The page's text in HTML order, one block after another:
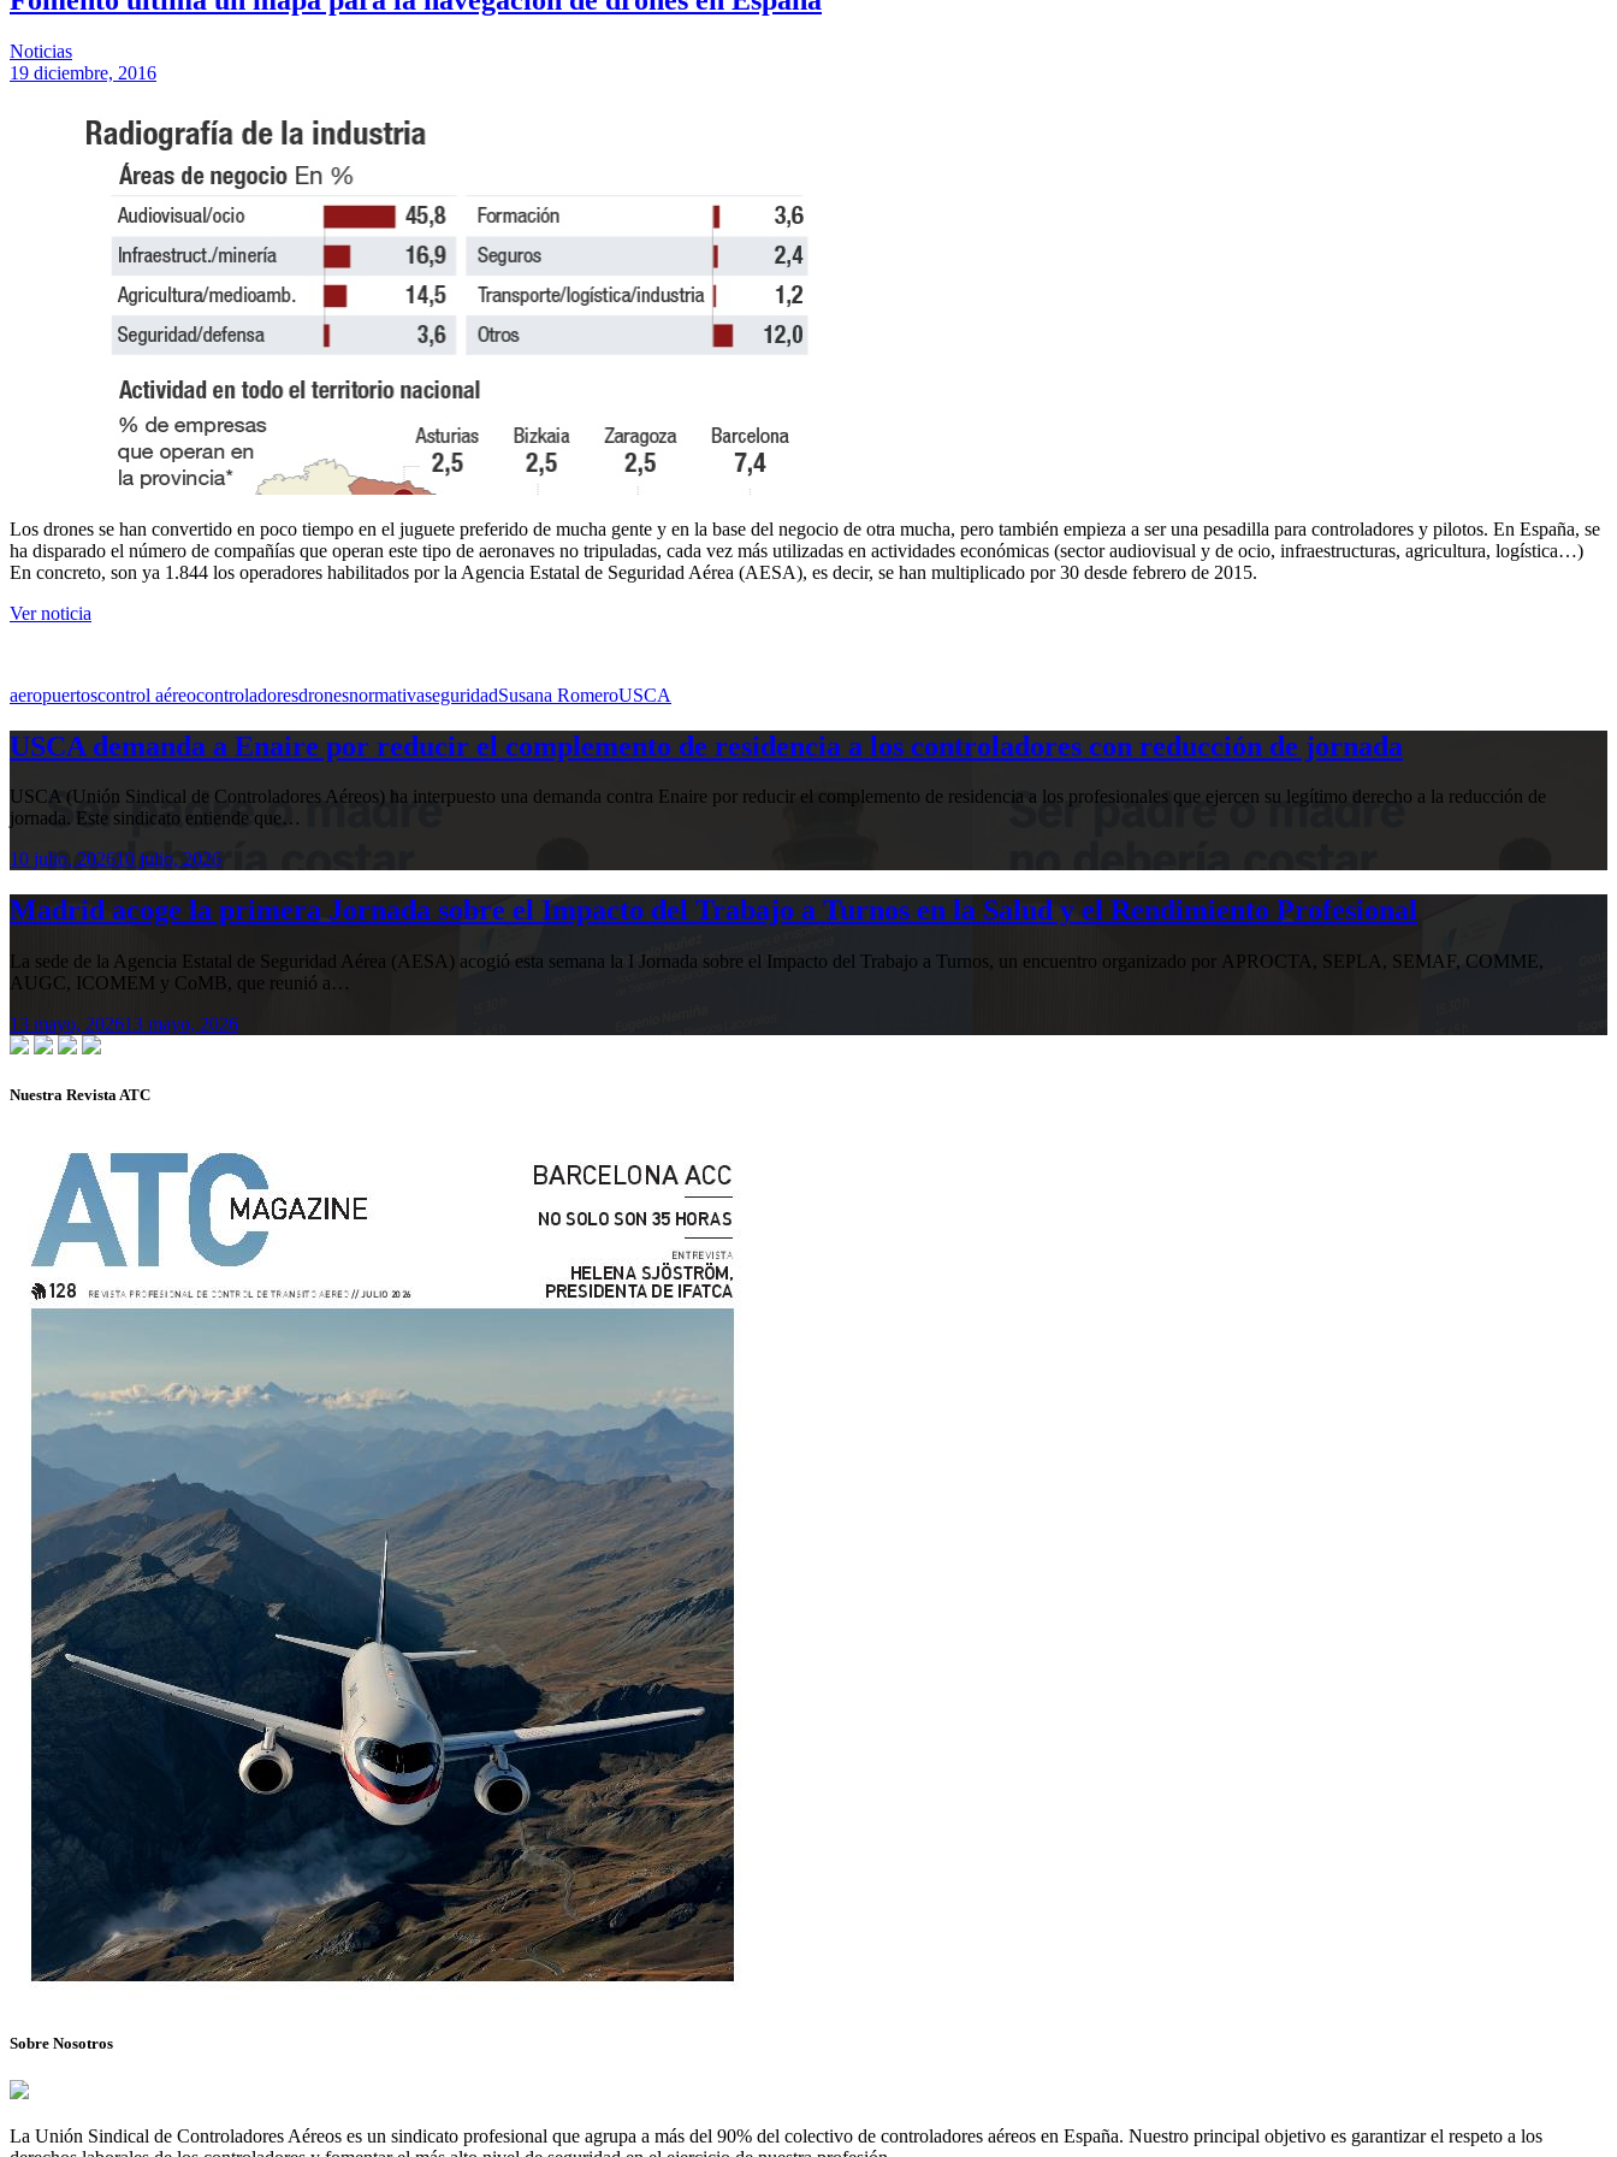
Noticias
19 diciembre, 2016
Los drones se han convertido en poco tiempo en el juguete preferido de mucha gente y en la base del negocio de otra mucha, pero también empieza a ser una pesadilla para controladores y pilotos. En España, se
ha disparado el número de compañías que operan este tipo de aeronaves no tripuladas, cada vez más utilizadas en actividades económicas (sector audiovisual y de ocio, infraestructuras, agricultura, logística…)
En concreto, son ya 1.844 los operadores habilitados por la Agencia Estatal de Seguridad Aérea (AESA), es decir, se han multiplicado por 30 desde febrero de 2015.
Ver noticia
aeropuertoscontrol aéreocontroladoresdronesnormativaseguridadSusana RomeroUSCA
USCA demanda a Enaire por reducir el complemento de residencia a los controladores con reducción de jornada
USCA (Unión Sindical de Controladores Aéreos) ha interpuesto una demanda contra Enaire por reducir el complemento de residencia a los profesionales que ejercen su legítimo derecho a la reducción de
jornada. Este sindicato entiende que…
10 julio, 202610 julio, 2026
Madrid acoge la primera Jornada sobre el Impacto del Trabajo a Turnos en la Salud y el Rendimiento Profesional
La sede de la Agencia Estatal de Seguridad Aérea (AESA) acogió esta semana la I Jornada sobre el Impacto del Trabajo a Turnos, un encuentro organizado por APROCTA, SEPLA, SEMAF, COMME,
AUGC, ICOMEM y CoMB, que reunió a…
13 mayo, 202613 mayo, 2026
Nuestra Revista ATC
Sobre Nosotros
La Unión Sindical de Controladores Aéreos es un sindicato profesional que agrupa a más del 90% del colectivo de controladores aéreos en España. Nuestro principal objetivo es garantizar el respeto a los